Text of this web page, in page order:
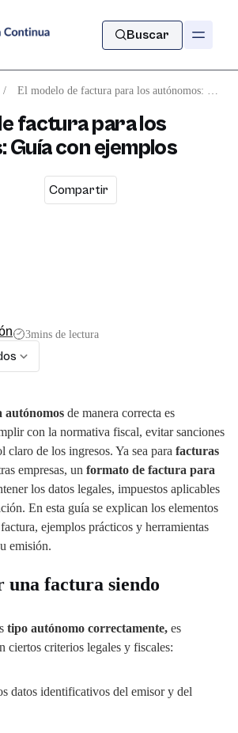
Buscar
/ El modelo de factura para los autónomos: Guía con ejemplos
factura para los
Guía con ejemplos
Compartir
3mins de lectura
de manera correcta es
con la normativa fiscal, evitar sanciones
claro de los ingresos. Ya sea para facturas
empresas, un formato de factura para
los datos legales, impuestos aplicables
En esta guía se explican los elementos
ejemplos prácticos y herramientas
emisión.
una factura siendo
tipo autónomo correctamente, es
ciertos criterios legales y fiscales:
datos identificativos del emisor y del